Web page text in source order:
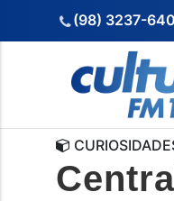
(98) 3237-